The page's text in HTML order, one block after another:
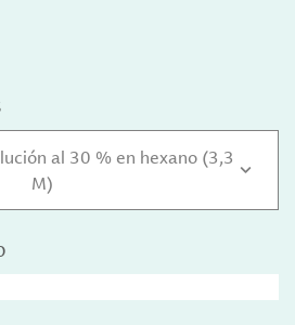
al 30 % en hexano (3,3
M)